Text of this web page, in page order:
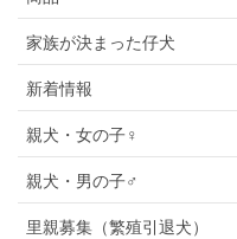
家族が決まった仔犬
新着情報
親犬・女の子♀
親犬・男の子♂
里親募集（繁殖引退犬）